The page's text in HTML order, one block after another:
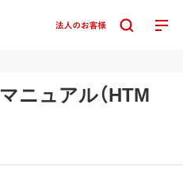
ニュアル（HTM